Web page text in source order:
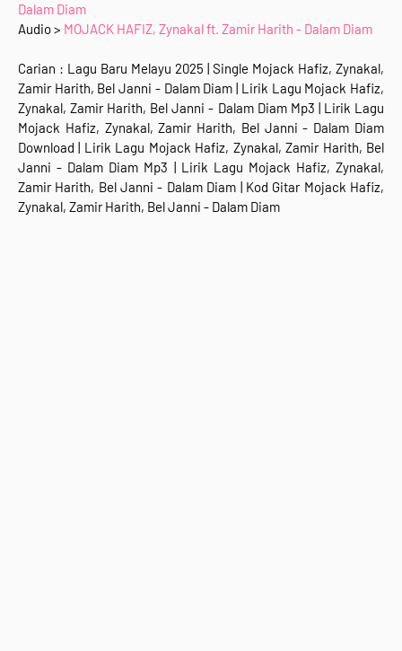
Dalam Diam
Audio > MOJACK HAFIZ, Zynakal ft. Zamir Harith - Dalam Diam
Carian : Lagu Baru Melayu 2025 | Single Mojack Hafiz, Zynakal,
Zamir Harith, Bel Janni - Dalam Diam | Lirik Lagu Mojack Hafiz,
Zynakal, Zamir Harith, Bel Janni - Dalam Diam Mp3 | Lirik Lagu
Mojack Hafiz, Zynakal, Zamir Harith, Bel Janni - Dalam Diam
Download | Lirik Lagu Mojack Hafiz, Zynakal, Zamir Harith, Bel
Janni - Dalam Diam Mp3 | Lirik Lagu Mojack Hafiz, Zynakal,
Zamir Harith, Bel Janni - Dalam Diam | Kod Gitar Mojack Hafiz,
Zynakal, Zamir Harith, Bel Janni - Dalam Diam